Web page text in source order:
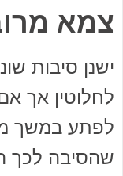
צמא
ישנן סיבות
לחלוטין אך
לפתע במשך
שהסיבה לכך